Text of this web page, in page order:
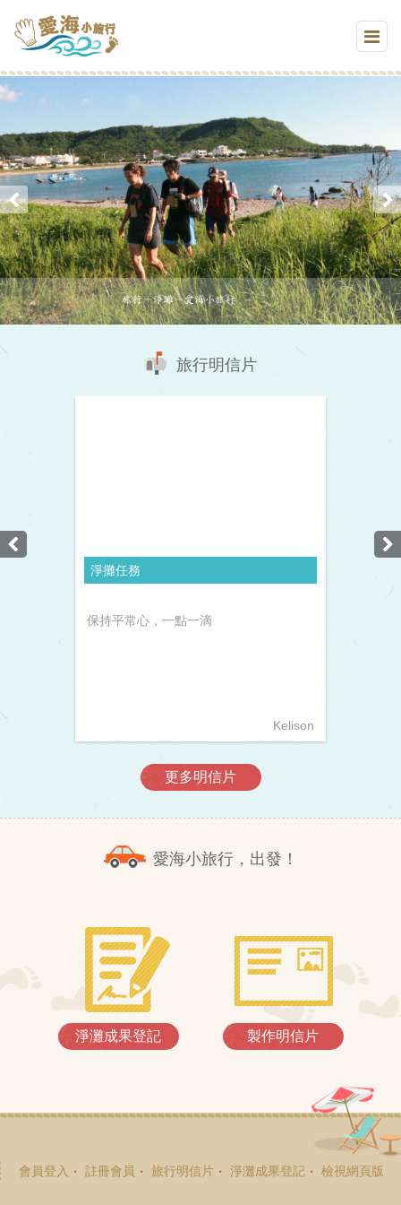
旅行明信片
淨攤任務
保持平常心，一點一滴
Kelison
更多明信片
愛海小旅行，出發！
淨灘成果登記 製作明信片
會員登入 註冊會員 旅行明信片 淨灘成果登記 檢視網頁版